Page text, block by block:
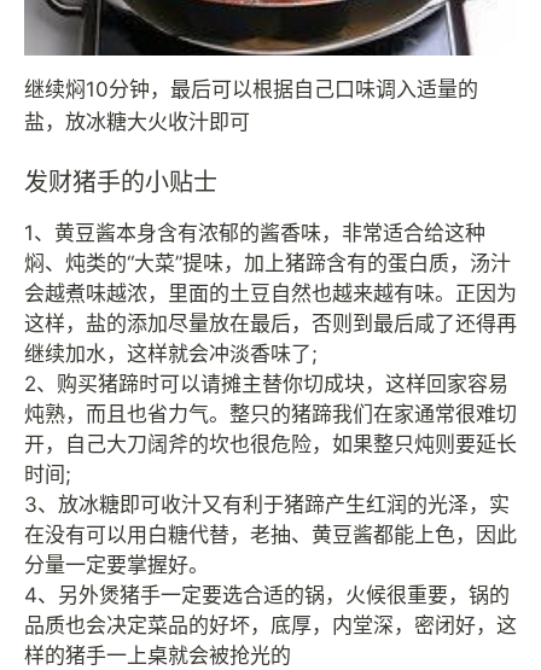
继续焖10分钟，最后可以根据自己口味调入适量的
盐，放冰糖大火收汁即可
发财猪手的小贴士
1、黄豆酱本身含有浓郁的酱香味，非常适合给这种
焖、炖类的“大菜”提味，加上猪蹄含有的蛋白质，汤汁
会越煮味越浓，里面的土豆自然也越来越有味。正因为
这样，盐的添加尽量放在最后，否则到最后咸了还得再
继续加水，这样就会冲淡香味了;
2、购买猪蹄时可以请摊主替你切成块，这样回家容易
炖熟，而且也省力气。整只的猪蹄我们在家通常很难切
开，自己大刀阔斧的坎也很危险，如果整只炖则要延长
时间;
3、放冰糖即可收汁又有利于猪蹄产生红润的光泽，实
在没有可以用白糖代替，老抽、黄豆酱都能上色，因此
分量一定要掌握好。
4、另外煲猪手一定要选合适的锅，火候很重要，锅的
品质也会决定菜品的好坏，底厚，内堂深，密闭好，这
样的猪手一上桌就会被抢光的